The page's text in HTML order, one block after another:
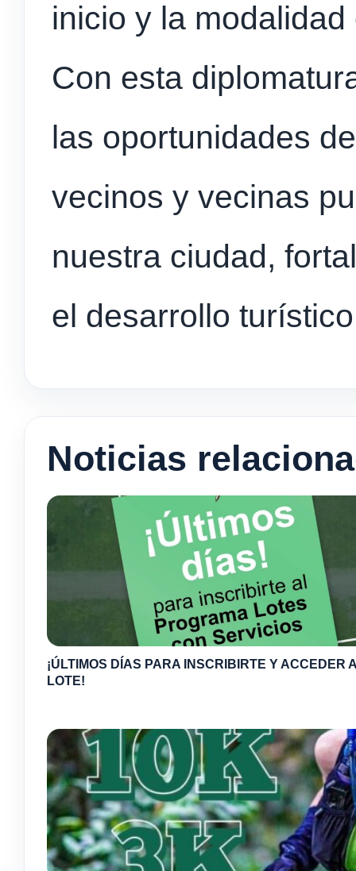
inicio y la
Con esta
las oportunidades
vecinos y vecinas
nuestra ciudad,
el desarrollo
Noticias
¡ÚLTIMOS DÍAS PARA INSCRIBIRTE Y ACCEDER
LOTE!